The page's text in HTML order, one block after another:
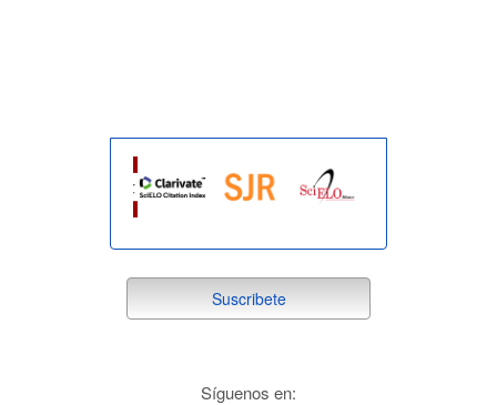
suscribete
Suscribete
Síguenos en: